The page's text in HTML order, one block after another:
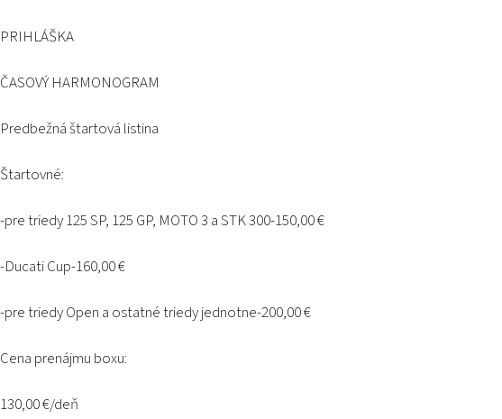
PRIHLÁŠKA
ČASOVÝ HARMONOGRAM
Predbežná štartová listina
Štartovné:
-pre triedy 125 SP, 125 GP, MOTO 3 a STK 300-150,00 €
-Ducati Cup-160,00 €
-pre triedy Open a ostatné triedy jednotne-200,00 €
Cena prenájmu boxu:
130,00 €/deň